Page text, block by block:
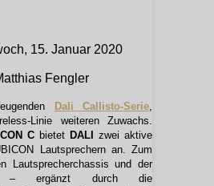
15. Januar 2020
Fengler
Dali Callisto-Serie,
Linie weiteren Zuwachs.
Cbietet DALI
zwei aktive
Lautsprechern an. Zum
Lautsprecherchassis und der
– ergänzt durch die